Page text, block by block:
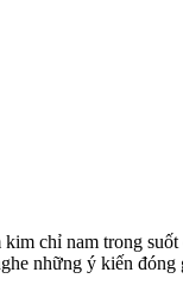
chỉ nam trong suốt
những ý kiến